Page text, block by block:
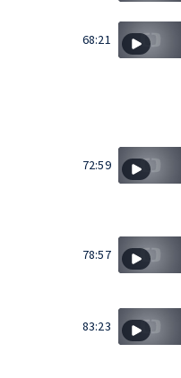
68:21
72:59
78:57
83:23